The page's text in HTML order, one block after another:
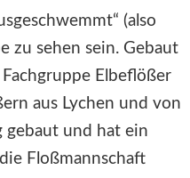
(also
zu sehen sein. Gebaut
Elbeflößer
aus Lychen und von
gebaut und hat ein
Floßmannschaft